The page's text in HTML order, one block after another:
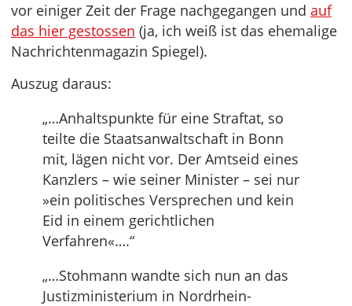
vor einiger Zeit der Frage nachgegangen und auf
das hier gestossen (ja, ich weiß ist das ehemalige
Nachrichtenmagazin Spiegel).
Auszug daraus:
„…Anhaltspunkte für eine Straftat, so
teilte die Staatsanwaltschaft in Bonn
mit, lägen nicht vor. Der Amtseid eines
Kanzlers – wie seiner Minister – sei nur
»ein politisches Versprechen und kein
Eid in einem gerichtlichen
Verfahren«….“
„…Stohmann wandte sich nun an das
Justizministerium in Nordrhein-